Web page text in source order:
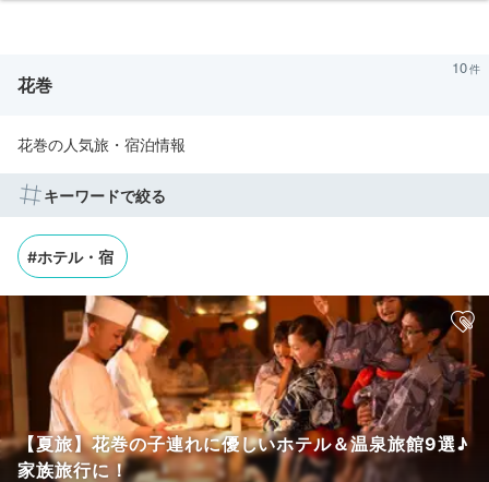
花巻
10
花巻の人気旅・宿泊情報
キーワードで絞る
#ホテル・宿
【夏旅】花巻の子連れに優しいホテル＆温泉旅館9選♪
家族旅行に！